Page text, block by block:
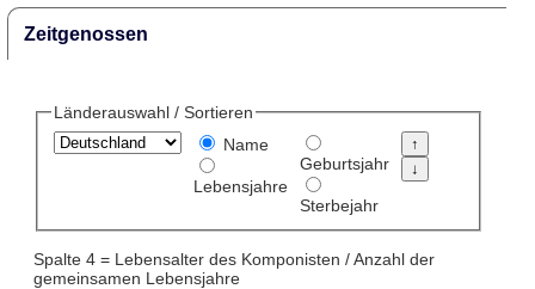
Zeitgenossen
Länderauswahl / Sortieren
Name
Lebensjahre
Geburtsjahr
Sterbejahr
Spalte 4 = Lebensalter des Komponisten / Anzahl der
gemeinsamen Lebensjahre